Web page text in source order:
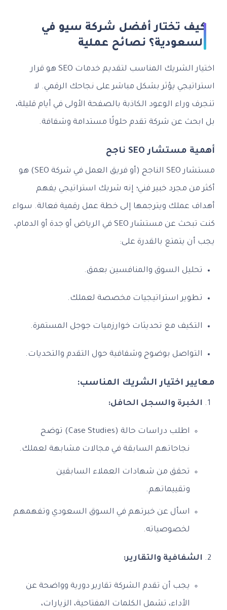
كيف تختار أفضل شركة سيو في
السعودية؟ نصائح عملية
اختيار الشريك المناسب لتقديم خدمات SEO هو قرار
استراتيجي يؤثر بشكل مباشر على نجاحك الرقمي. لا
تنجرف وراء الوعود الكاذبة بالصفحة الأولى في أيام قليلة،
بل ابحث عن شركة تقدم حلولًا مستدامة وشفافة.
أهمية مستشار SEO ناجح
مستشار SEO الناجح (أو فريق العمل في شركة SEO) هو
أكثر من مجرد خبير فني؛ إنه شريك استراتيجي يفهم
أهداف عملك ويترجمها إلى خطة عمل رقمية فعالة. سواء
كنت تبحث عن مستشار SEO في الرياض أو جدة أو الدمام،
يجب أن يتمتع بالقدرة على:
تحليل السوق والمنافسين بعمق.
تطوير استراتيجيات مخصصة لعملك.
التكيف مع تحديثات خوارزميات جوجل المستمرة.
التواصل بوضوح وشفافية حول التقدم والتحديات.
معايير اختيار الشريك المناسب:
الخبرة والسجل الحافل:
اطلب دراسات حالة (Case Studies) توضح
نجاحاتهم السابقة في مجالات مشابهة لعملك.
تحقق من شهادات العملاء السابقين
وتقييماتهم.
اسأل عن خبرتهم في السوق السعودي وتفهمهم
لخصوصياته.
الشفافية والتقارير:
يجب أن تقدم الشركة تقارير دورية وواضحة عن
الأداء، تشمل الكلمات المفتاحية، الزيارات،